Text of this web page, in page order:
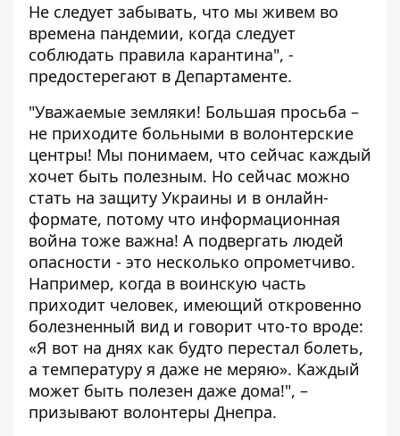
Не следует забывать, что мы живем во
времена пандемии, когда следует
соблюдать правила карантина", -
предостерегают в Департаменте.
"Уважаемые земляки! Большая просьба –
не приходите больными в волонтерские
центры! Мы понимаем, что сейчас каждый
хочет быть полезным. Но сейчас можно
стать на защиту Украины и в онлайн-
формате, потому что информационная
война тоже важна! А подвергать людей
опасности - это несколько опрометчиво.
Например, когда в воинскую часть
приходит человек, имеющий откровенно
болезненный вид и говорит что-то вроде:
«Я вот на днях как будто перестал болеть,
а температуру я даже не меряю». Каждый
может быть полезен даже дома!", –
призывают волонтеры Днепра.